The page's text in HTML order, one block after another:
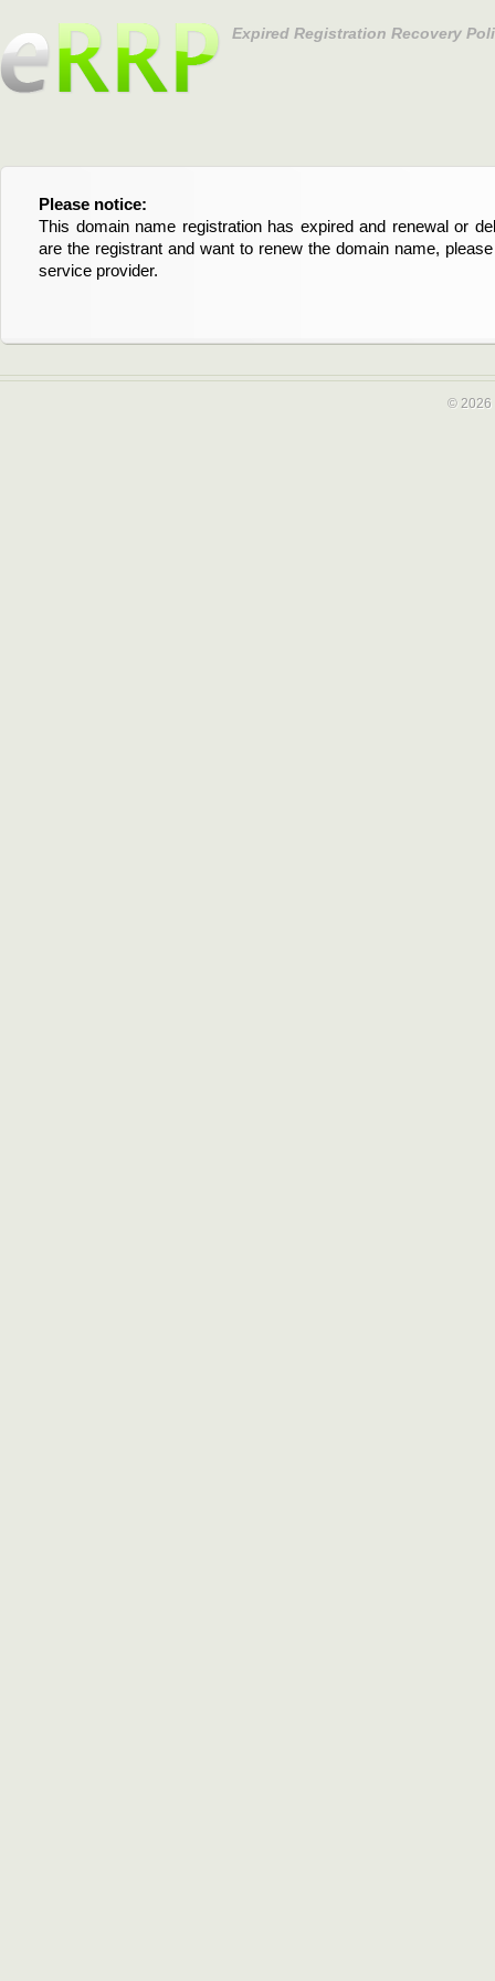
Expired Registration Recovery
Please notice:
This domain name registration has expired and renewal or
are the registrant and want to renew the domain name,
service provider.
Bitte beachten Sie:
Diese Domainregistrierung ist abgelaufen und die
Domain stehen an. Wenn Sie der Registrant sind und
verlängern möchten, kontaktieren Sie bitte Ihren Service-
© 2026